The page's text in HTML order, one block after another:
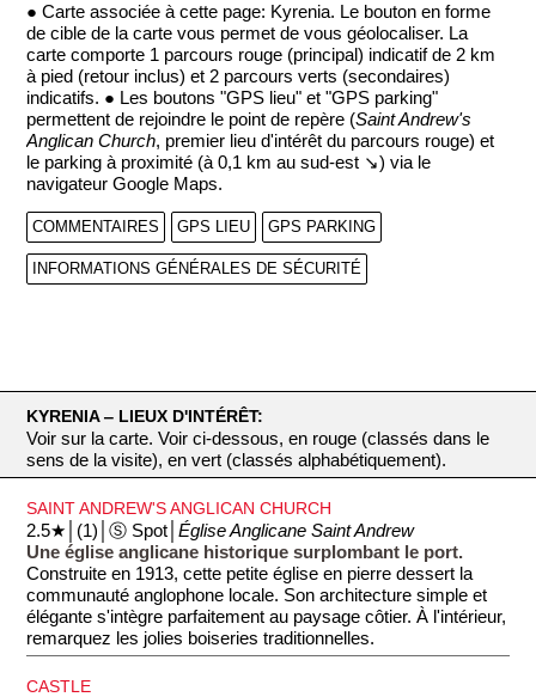
● Carte associée à cette page: Kyrenia. Le bouton en forme
de cible de la carte vous permet de vous géolocaliser. La
carte comporte 1 parcours rouge (principal) indicatif de 2 km
à pied (retour inclus) et 2 parcours verts (secondaires)
indicatifs. ● Les boutons "GPS lieu" et "GPS parking"
permettent de rejoindre le point de repère (Saint Andrew's
Anglican Church, premier lieu d'intérêt du parcours rouge) et
le parking à proximité (à 0,1 km au sud-est ↘) via le
navigateur Google Maps.
COMMENTAIRES GPS LIEU GPS PARKING
INFORMATIONS GÉNÉRALES DE SÉCURITÉ
KYRENIA ‒ LIEUX D'INTÉRÊT:
Voir sur la carte. Voir ci-dessous, en rouge (classés dans le
sens de la visite), en vert (classés alphabétiquement).
SAINT ANDREW'S ANGLICAN CHURCH
2.5★│(1)│Ⓢ Spot│Église Anglicane Saint Andrew
Une église anglicane historique surplombant le port.
Construite en 1913, cette petite église en pierre dessert la
communauté anglophone locale. Son architecture simple et
élégante s'intègre parfaitement au paysage côtier. À l'intérieur,
remarquez les jolies boiseries traditionnelles.
CASTLE